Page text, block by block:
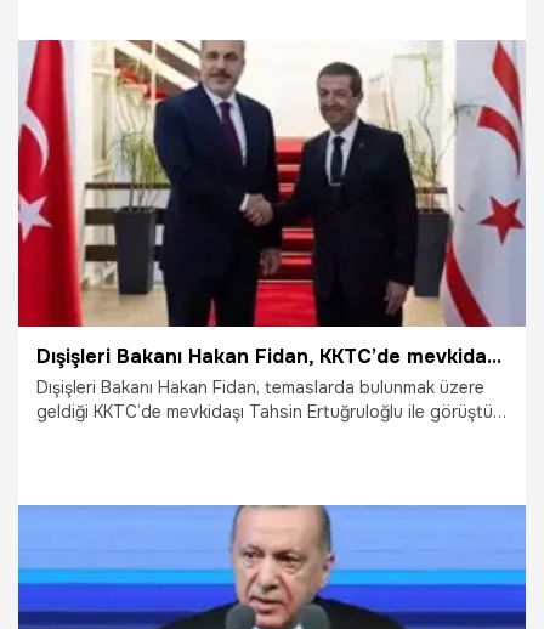
8.01.2025 Gündem
Dışişleri Bakanı Hakan Fidan, KKTC’de mevkidaşı Ertuğruloğlu ile görüştü
Dışişleri Bakanı Hakan Fidan, temaslarda bulunmak üzere
geldiği KKTC’de mevkidaşı Tahsin Ertuğruloğlu ile görüştü.
ve görüşmenin ardından ortak basın toplantısı